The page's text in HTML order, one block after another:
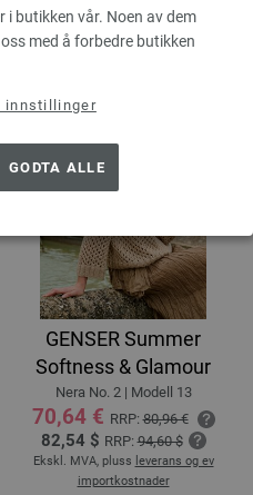
butikken vår. Noen av dem
med å forbedre butikken
innstillinger
GODTA ALLE
importkostnader
GENSER Summer
Softness & Glamour
Nera No. 2 | Modell 13
70,64 € RRP:80,96 €
82,54 $ RRP:94,60 $
Ekskl. MVA, pluss leverans og ev
importkostnader